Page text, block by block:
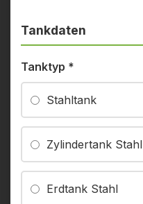
Tankdaten
Tanktyp *
Stahltank
Zylindertank Stahl
Erdtank Stahl